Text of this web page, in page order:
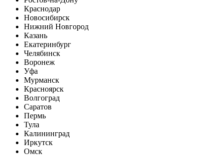
Краснодар
Новосибирск
Нижний Новгород
Казань
Екатеринбург
Челябинск
Воронеж
Уфа
Мурманск
Красноярск
Волгоград
Саратов
Пермь
Тула
Калининград
Иркутск
Омск